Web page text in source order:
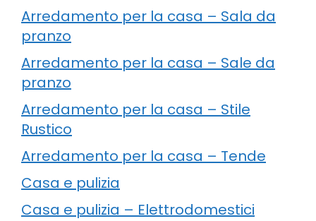
Arredamento per la casa – Sala da
pranzo
Arredamento per la casa – Sale da
pranzo
Arredamento per la casa – Stile
Rustico
Arredamento per la casa – Tende
Casa e pulizia
Casa e pulizia – Elettrodomestici